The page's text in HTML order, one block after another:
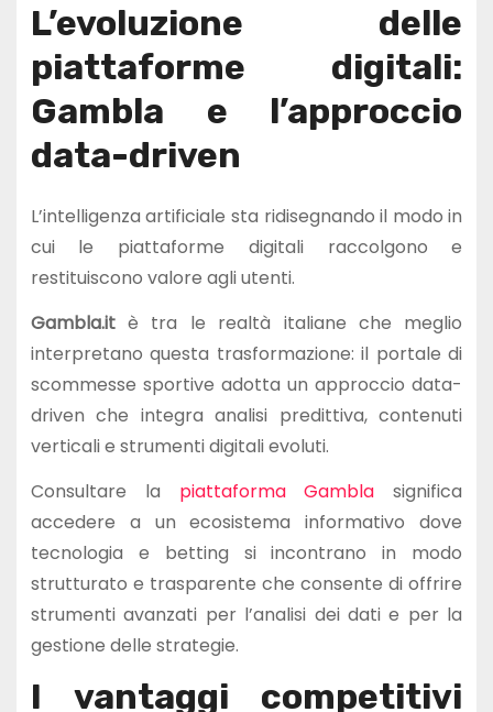
L’evoluzione delle
piattaforme digitali:
Gambla e l’approccio
data-driven
L’intelligenza artificiale sta ridisegnando il modo in
cui le piattaforme digitali raccolgono e
restituiscono valore agli utenti.
Gambla.itè tra le realtà italiane che meglio
interpretano questa trasformazione: il portale di
scommesse sportive adotta un approccio data-
driven che integra analisi predittiva, contenuti
verticali e strumenti digitali evoluti.
Consultare la piattaforma Gambla significa
accedere a un ecosistema informativo dove
tecnologia e betting si incontrano in modo
strutturato e trasparente che consente di offrire
strumenti avanzati per l’analisi dei dati e per la
gestione delle strategie.
I vantaggi competitivi